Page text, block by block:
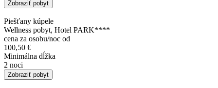
Zobraziť pobyt
Piešťany kúpele
Wellness pobyt, Hotel PARK****
cena za osobu/noc od
100,50 €
Minimálna dĺžka
2 noci
Zobraziť pobyt